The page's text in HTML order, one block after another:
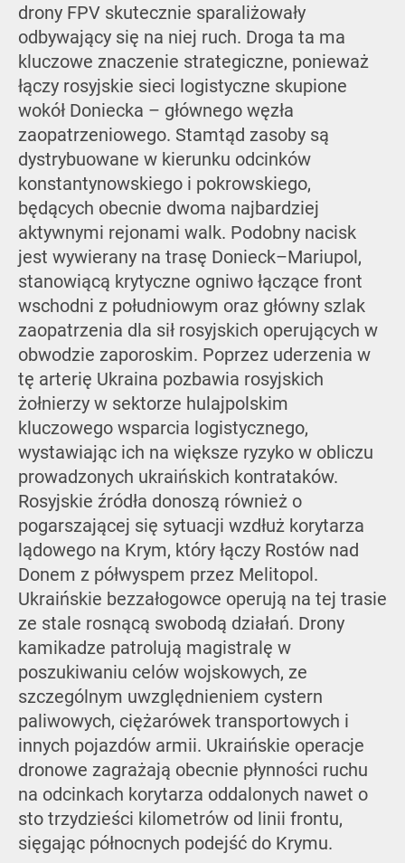
drony FPV skutecznie sparaliżowały
odbywający się na niej ruch. Droga ta ma
kluczowe znaczenie strategiczne, ponieważ
łączy rosyjskie sieci logistyczne skupione
wokół Doniecka – głównego węzła
zaopatrzeniowego. Stamtąd zasoby są
dystrybuowane w kierunku odcinków
konstantynowskiego i pokrowskiego,
będących obecnie dwoma najbardziej
aktywnymi rejonami walk. Podobny nacisk
jest wywierany na trasę Donieck–Mariupol,
stanowiącą krytyczne ogniwo łączące front
wschodni z południowym oraz główny szlak
zaopatrzenia dla sił rosyjskich operujących w
obwodzie zaporoskim. Poprzez uderzenia w
tę arterię Ukraina pozbawia rosyjskich
żołnierzy w sektorze hulajpolskim
kluczowego wsparcia logistycznego,
wystawiając ich na większe ryzyko w obliczu
prowadzonych ukraińskich kontrataków.
Rosyjskie źródła donoszą również o
pogarszającej się sytuacji wzdłuż korytarza
lądowego na Krym, który łączy Rostów nad
Donem z półwyspem przez Melitopol.
Ukraińskie bezzałogowce operują na tej trasie
ze stale rosnącą swobodą działań. Drony
kamikadze patrolują magistralę w
poszukiwaniu celów wojskowych, ze
szczególnym uwzględnieniem cystern
paliwowych, ciężarówek transportowych i
innych pojazdów armii. Ukraińskie operacje
dronowe zagrażają obecnie płynności ruchu
na odcinkach korytarza oddalonych nawet o
sto trzydzieści kilometrów od linii frontu,
sięgając północnych podejść do Krymu.